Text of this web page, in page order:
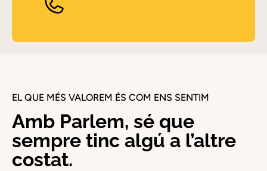
EL QUE MÉS VALOREM ÉS COM ENS SENTIM
Amb Parlem, sé que
sempre tinc algú a l’altre
costat.